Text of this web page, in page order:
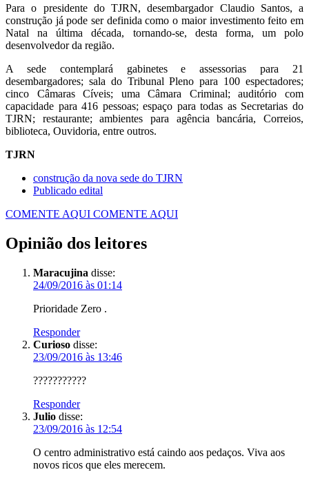
Para o presidente do TJRN, desembargador Claudio Santos, a
construção já pode ser definida como o maior investimento feito em
Natal na última década, tornando-se, desta forma, um polo
desenvolvedor da região.
A sede contemplará gabinetes e assessorias para 21
desembargadores; sala do Tribunal Pleno para 100 espectadores;
cinco Câmaras Cíveis; uma Câmara Criminal; auditório com
capacidade para 416 pessoas; espaço para todas as Secretarias do
TJRN; restaurante; ambientes para agência bancária, Correios,
biblioteca, Ouvidoria, entre outros.
TJRN
construção da nova sede do TJRN
Publicado edital
COMENTE AQUI COMENTE AQUI
Opinião dos leitores
Maracujina disse:
24/09/2016 às 01:14
Prioridade Zero .
Responder
Curioso disse:
23/09/2016 às 13:46
???????????
Responder
Julio disse:
23/09/2016 às 12:54
O centro administrativo está caindo aos pedaços. Viva aos
novos ricos que eles merecem.